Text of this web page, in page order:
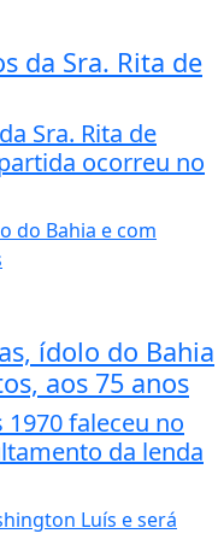
da Sra. Rita de
Sra. Rita de
ocorreu no
ídolo do Bahia
aos 75 anos
faleceu no
da lenda